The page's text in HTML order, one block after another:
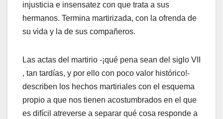
injusticia e insensatez con que trata a sus
hermanos. Termina martirizada, con la ofrenda de
su vida y la de sus compañeros.
Las actas del martirio -¡qué pena sean del siglo VII
, tan tardías, y por ello con poco valor histórico!-
describen los hechos martiriales con el esquema
propio a que nos tienen acostumbrados en el que
es difícil atreverse a separar qué cosa responde a